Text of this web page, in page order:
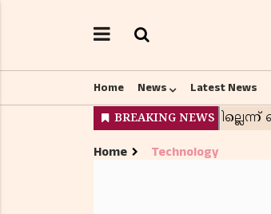
Home News Latest News
Home Technology